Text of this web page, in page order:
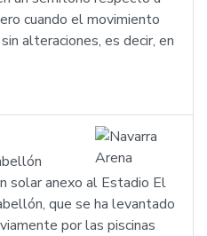
cuando el movimiento
alteraciones, es decir, en
solar anexo al Estadio El
que se ha levantado
por las piscinas